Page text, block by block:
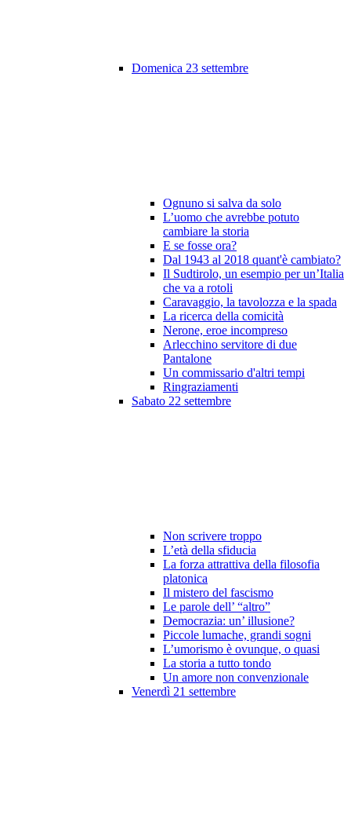
Domenica 23 settembre
Ognuno si salva da solo
L’uomo che avrebbe potuto
cambiare la storia
E se fosse ora?
Dal 1943 al 2018 quant'è cambiato?
Il Sudtirolo, un esempio per un’Italia
che va a rotoli
Caravaggio, la tavolozza e la spada
La ricerca della comicità
Nerone, eroe incompreso
Arlecchino servitore di due
Pantalone
Un commissario d'altri tempi
Ringraziamenti
Sabato 22 settembre
Non scrivere troppo
L’età della sfiducia
La forza attrattiva della filosofia
platonica
Il mistero del fascismo
Le parole dell’ “altro”
Democrazia: un’ illusione?
Piccole lumache, grandi sogni
L’umorismo è ovunque, o quasi
La storia a tutto tondo
Un amore non convenzionale
Venerdì 21 settembre